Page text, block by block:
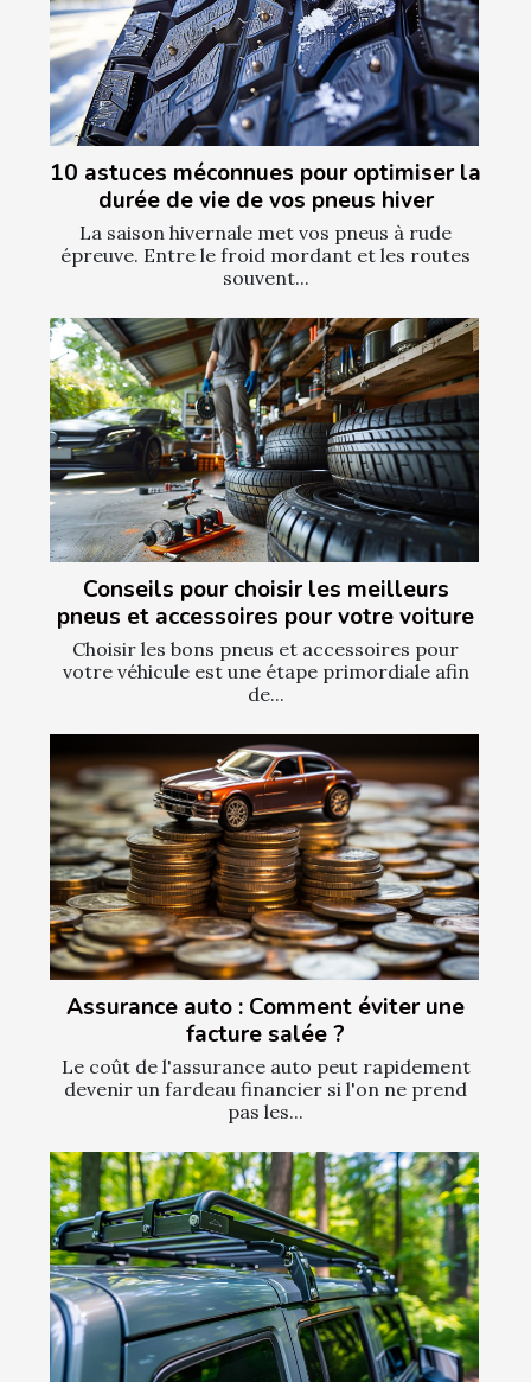
10 astuces méconnues pour optimiser la
durée de vie de vos pneus hiver
La saison hivernale met vos pneus à rude
épreuve. Entre le froid mordant et les routes
souvent...
Conseils pour choisir les meilleurs
pneus et accessoires pour votre voiture
Choisir les bons pneus et accessoires pour
votre véhicule est une étape primordiale afin
de...
Assurance auto : Comment éviter une
facture salée ?
Le coût de l'assurance auto peut rapidement
devenir un fardeau financier si l'on ne prend
pas les...